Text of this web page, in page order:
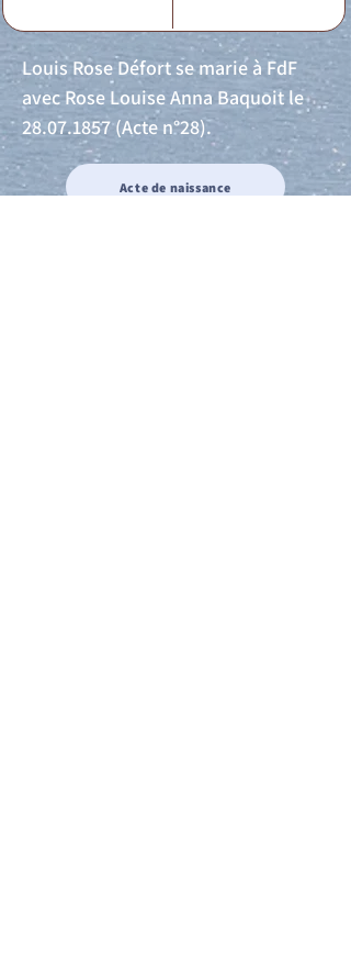
Louis Rose Défort se marie à FdF
avec Rose Louise Anna Baquoit le
28.07.1857(Acte n°28).
Acte de naissance